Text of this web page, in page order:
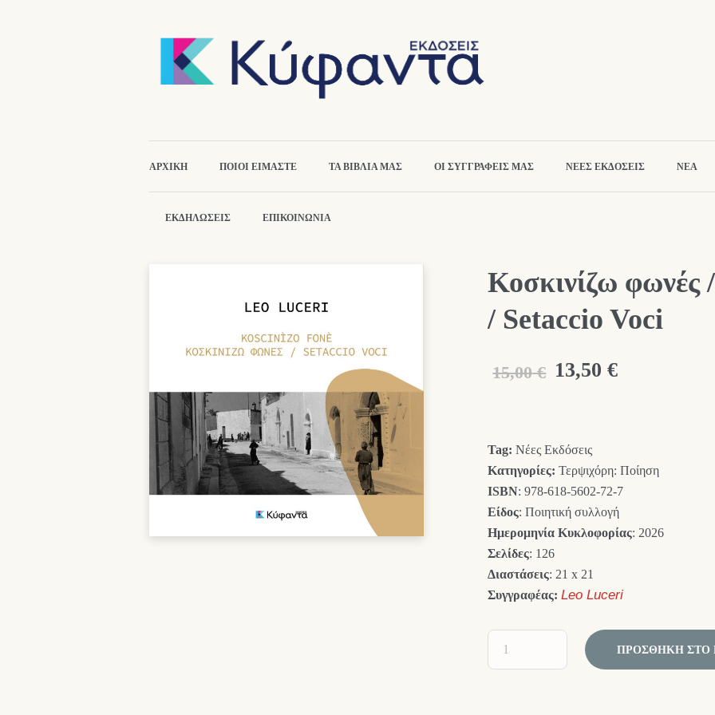
ΑΡΧΙΚΉ ΠΟΙΟΙ ΕΙΜΑΣΤΕ ΤΑ ΒΙΒΛΙΑ ΜΑΣ ΟΙ ΣΥΓΓΡΑΦΕΙΣ ΜΑΣ ΝΕΕΣ ΕΚΔΟΣΕΙΣ ΝΕΑ
ΕΚΔΗΛΏΣΕΙΣ ΕΠΙΚΟΙΝΩΝΙΑ
Κοσκινίζω φωνές
/ Setaccio Voci
15,00 € Original
15,00 €.
13,50 €Η
είναι:
13,50 €.
Tag:Νέες Εκδόσεις
Κατηγορίες:Τερψιχόρη: Ποίηση
ISBN: 978-618-5602-72-7
Είδος: Ποιητική συλλογή
Ημερομηνία Κυκλοφορίας: 2026
Σελίδες: 126
Διαστάσεις: 21 x 21
Συγγραφέας:Leo Luceri
ΠΡΟΣΘΉΚΗ ΣΤΟ